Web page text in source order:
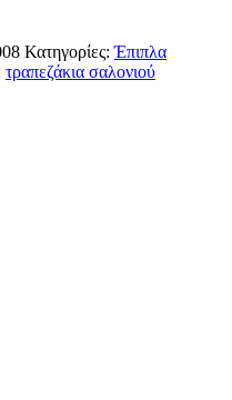
Κατηγορίες: Έπιπλα
τραπεζάκια σαλονιού